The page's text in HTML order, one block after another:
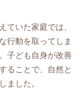
ていた家庭では、
行動を取ってしま
子ども自身が改善
ることで、自然と
ました。